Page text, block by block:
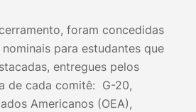
foram concedidas
para estudantes que
entregues pelos
de cada comitê: G-20,
Americanos (OEA),